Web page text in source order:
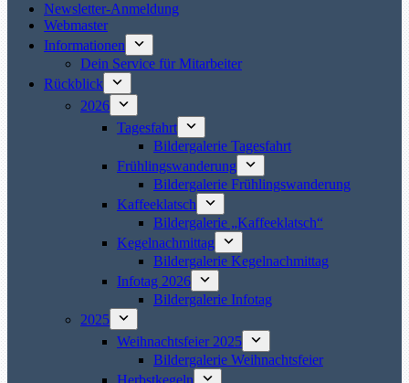
Newsletter-Anmeldung
Webmaster
Informationen
Dein Service für Mitarbeiter
Rückblick
2026
Tagesfahrt
Bildergalerie Tagesfahrt
Frühlingswanderung
Bildergalerie Frühlingswanderung
Kaffeeklatsch
Bildergalerie „Kaffeeklatsch“
Kegelnachmittag
Bildergalerie Kegelnachmittag
Infotag 2026
Bildergalerie Infotag
2025
Weihnachtsfeier 2025
Bildergalerie Weihnachtsfeier
Herbstkegeln